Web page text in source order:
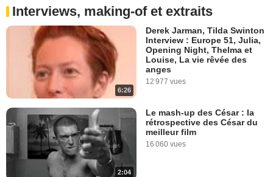
Interviews, making-of et extraits
6:26
Derek Jarman, Tilda Swinton
Interview : Europe 51, Julia,
Opening Night, Thelma et
Louise, La vie rêvée des
anges
12 977 vues
2:04
Le mash-up des César : la
rétrospective des César du
meilleur film
16 060 vues